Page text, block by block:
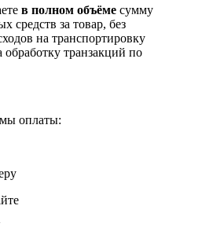
в полном объёме сумму
средств за товар, без
на транспортировку
обработку транзакций по
оплаты: